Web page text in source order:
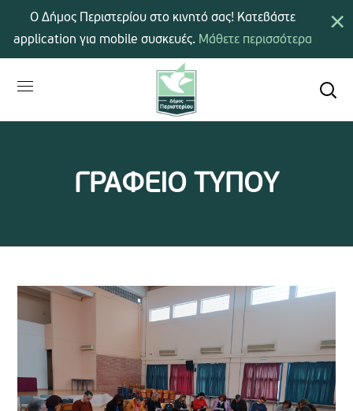
ΓΡΑΦΕΙΟ ΤΥΠΟΥ
×
Ο Δήμος Περιστερίου στο κινητό σας! Κατεβάστε
application για mobile συσκευές. Μάθετε περισσότερα